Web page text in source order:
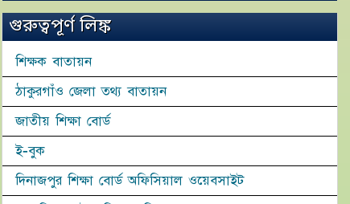
গুরুত্বপূর্ণ লিঙ্ক
শিক্ষক বাতায়ন
ঠাকুরগাঁও জেলা তথ্য বাতায়ন
জাতীয় শিক্ষা বোর্ড
ই-বুক
দিনাজপুর শিক্ষা বোর্ড অফিসিয়াল ওয়েবসাইট